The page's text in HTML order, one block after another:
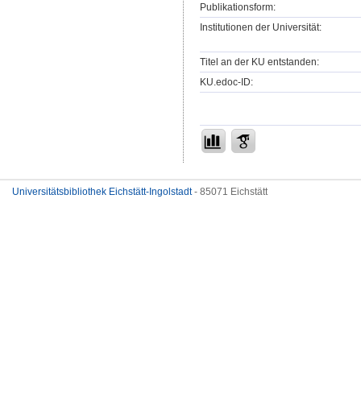
Publikationsform:
Institutionen der Universität:
Titel an der KU entstanden:
KU.edoc-ID:
Universitätsbibliothek Eichstätt-Ingolstadt- 85071 Eichstätt